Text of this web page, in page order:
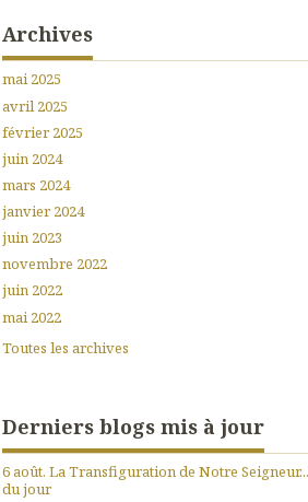
Archives
mai 2025
avril 2025
février 2025
juin 2024
mars 2024
janvier 2024
juin 2023
novembre 2022
juin 2022
mai 2022
Toutes les archives
Derniers blogs mis à jour
6 août. La Transfiguration de Notre Seigneur...
du jour